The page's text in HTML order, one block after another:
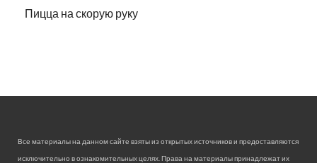
Пицца на скорую руку
Все материалы на данном сайте взяты из открытых источников и предоставляются
исключительно в ознакомительных целях. Права на материалы принадлежат их